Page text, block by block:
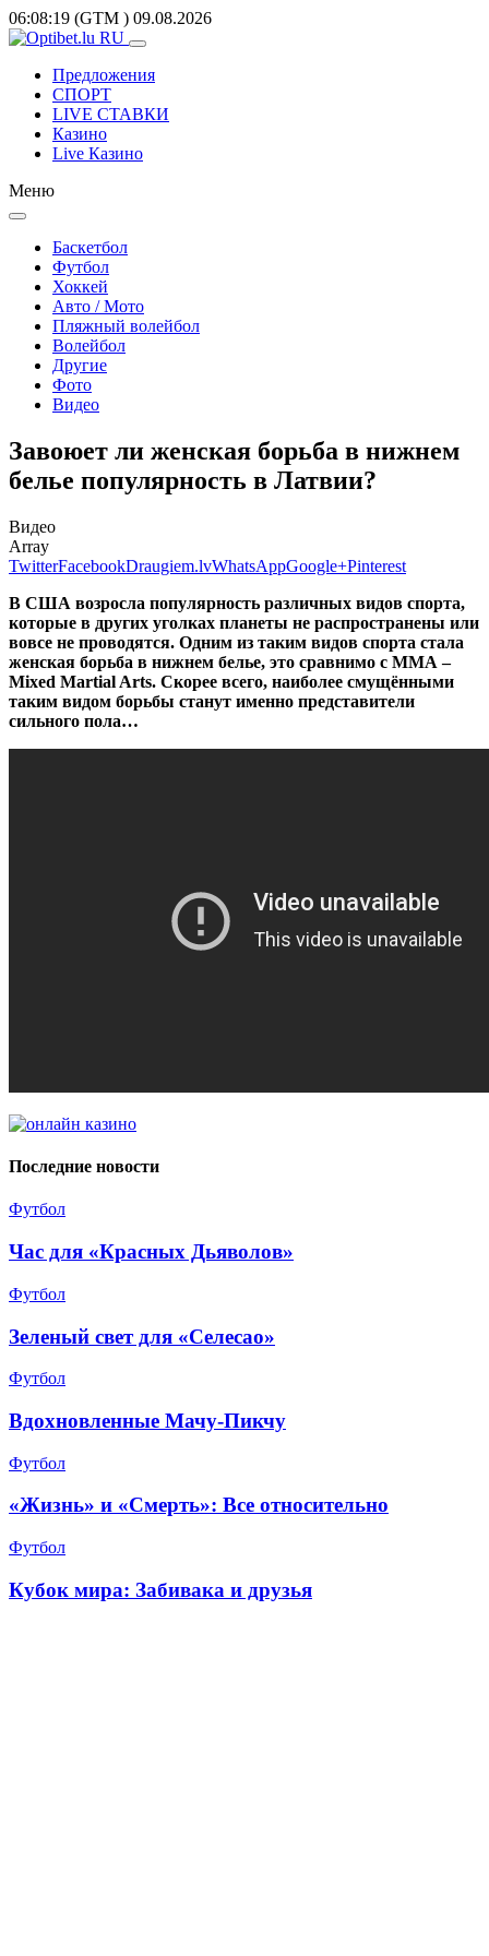
06:08:19 (GTM ) 09.08.2026
Предложения
СПОРТ
LIVE СТАВКИ
Казино
Live Казино
Меню
Баскетбол
Футбол
Хоккей
Авто / Мото
Пляжный волейбол
Волейбол
Другие
Фото
Видео
Завоюет ли женская борьба в нижнем
белье популярность в Латвии?
Видео
Array
TwitterFacebookDraugiem.lvWhatsAppGoogle+Pinterest
В США возросла популярность различных видов спорта,
которые в других уголках планеты не распространены или
вовсе не проводятся. Одним из таким видов спорта стала
женская борьба в нижнем белье, это сравнимо с ММА –
Mixed Martial Arts. Скорее всего, наиболее смущёнными
таким видом борьбы станут именно представители
сильного пола…
Последние новости
Футбол
Час для «Красных Дьяволов»
Футбол
Зеленый свет для «Селесао»
Футбол
Вдохновленные Мачу-Пикчу
Футбол
«Жизнь» и «Смерть»: Все относительно
Футбол
Кубок мира: Забивака и друзья